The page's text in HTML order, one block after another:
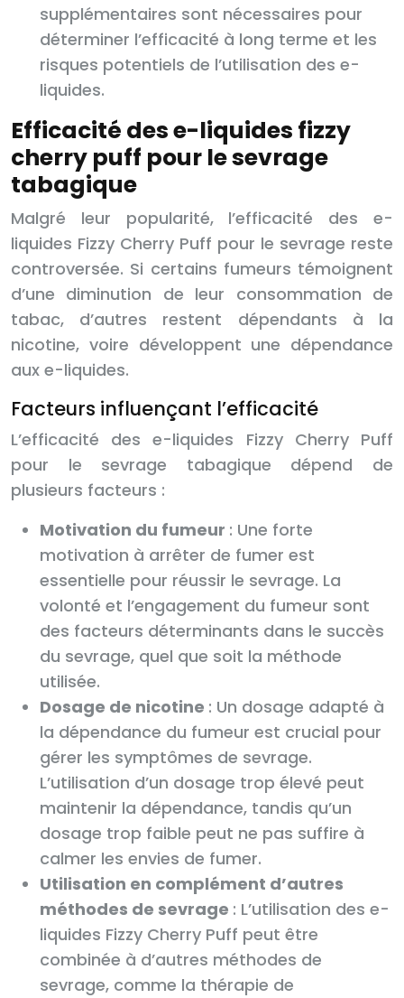
supplémentaires sont nécessaires pour
déterminer l’efficacité à long terme et les
risques potentiels de l’utilisation des e-
liquides.
Efficacité des e-liquides fizzy
cherry puff pour le sevrage
tabagique
Malgré leur popularité, l’efficacité des e-
liquides Fizzy Cherry Puff pour le sevrage reste
controversée. Si certains fumeurs témoignent
d’une diminution de leur consommation de
tabac, d’autres restent dépendants à la
nicotine, voire développent une dépendance
aux e-liquides.
Facteurs influençant l’efficacité
L’efficacité des e-liquides Fizzy Cherry Puff
pour le sevrage tabagique dépend de
plusieurs facteurs :
Motivation du fumeur : Une forte
motivation à arrêter de fumer est
essentielle pour réussir le sevrage. La
volonté et l’engagement du fumeur sont
des facteurs déterminants dans le succès
du sevrage, quel que soit la méthode
utilisée.
Dosage de nicotine : Un dosage adapté à
la dépendance du fumeur est crucial pour
gérer les symptômes de sevrage.
L’utilisation d’un dosage trop élevé peut
maintenir la dépendance, tandis qu’un
dosage trop faible peut ne pas suffire à
calmer les envies de fumer.
Utilisation en complément d’autres
méthodes de sevrage : L’utilisation des e-
liquides Fizzy Cherry Puff peut être
combinée à d’autres méthodes de
sevrage, comme la thérapie de